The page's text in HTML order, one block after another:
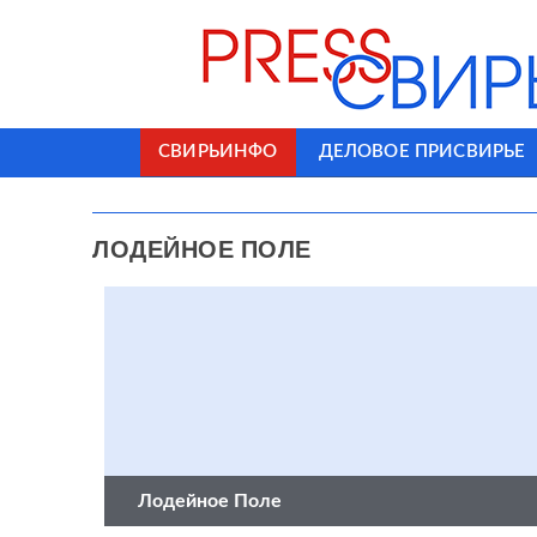
СВИРЬИНФО ДЕЛОВОЕ ПРИСВИРЬЕ
ЛОДЕЙНОЕ ПОЛЕ
Лодейное Поле